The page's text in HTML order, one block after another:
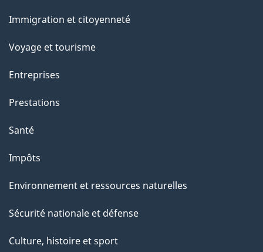
sujets
Immigration et citoyenneté
Voyage et tourisme
Entreprises
Prestations
Santé
Impôts
Environnement et ressources naturelles
Sécurité nationale et défense
Culture, histoire et sport